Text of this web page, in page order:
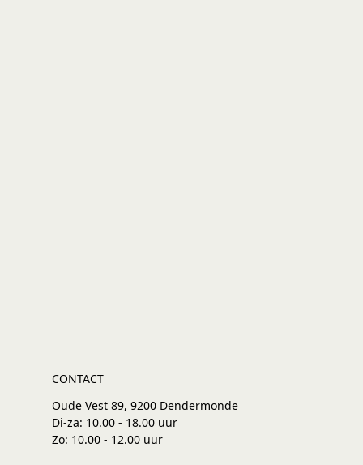
CONTACT
Oude Vest 89, 9200 Dendermonde
Di-za: 10.00 - 18.00 uur
Zo: 10.00 - 12.00 uur